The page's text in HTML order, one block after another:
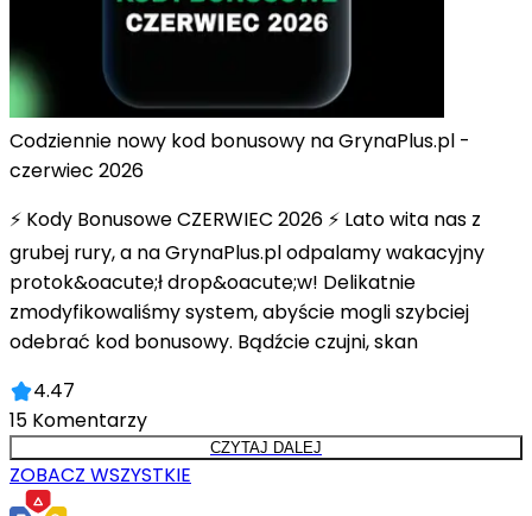
Codziennie nowy kod bonusowy na GrynaPlus.pl -
czerwiec 2026
⚡ Kody Bonusowe CZERWIEC 2026 ⚡ Lato wita nas z
grubej rury, a na GrynaPlus.pl odpalamy wakacyjny
protok&oacute;ł drop&oacute;w! Delikatnie
zmodyfikowaliśmy system, abyście mogli szybciej
odebrać kod bonusowy. Bądźcie czujni, skan
4.47
15 Komentarzy
CZYTAJ DALEJ
ZOBACZ WSZYSTKIE